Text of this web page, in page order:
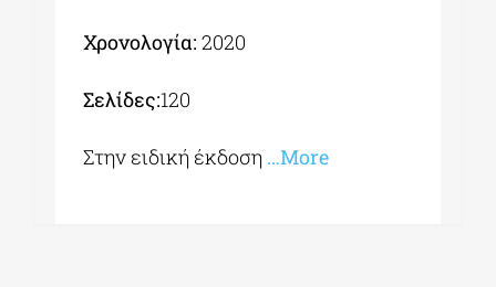
Χρονολογία:2020
Σελίδες:120
Στην ειδική έκδοση …More